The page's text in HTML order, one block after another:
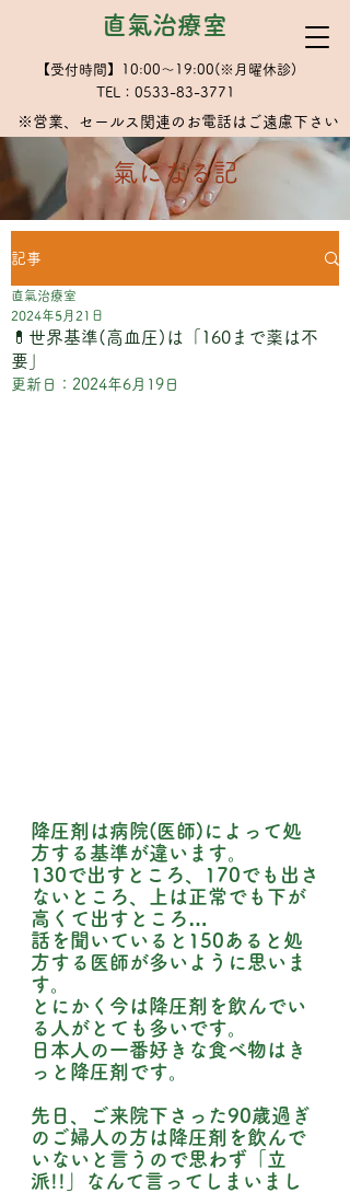
直氣治療室
【受付時間】10:00～19:00(※月曜休診)
TEL：0533-83-3771
※​営業、セールス関連のお電話はご遠慮下さい
​氣になる記
記事
💊世界基準(高血圧)は「160まで薬は不
要」
直氣治療室
2024年5月21日
更新日： 2024年6月19日
降圧剤は病院(医師)によって処
方する基準が違います。
130で出すところ、170でも出さ
ないところ、上は正常でも下が
高くて出すところ…
話を聞いていると150あると処
方する医師が多いように思いま
す。
とにかく今は降圧剤を飲んでい
る人がとても多いです。
日本人の一番好きな食べ物はき
っと降圧剤です。
先日、ご来院下さった90歳過ぎ
のご婦人の方は降圧剤を飲んで
いないと言うので思わず「立
派!!」なんて言ってしまいまし